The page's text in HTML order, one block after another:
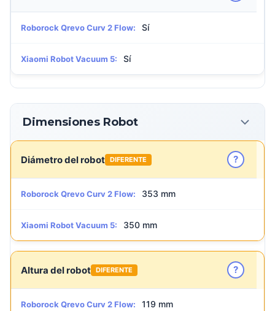
Roborock Qrevo Curv 2 Flow: Sí
Xiaomi Robot Vacuum 5: Sí
Dimensiones Robot
Diámetro del robot DIFERENTE ?
Roborock Qrevo Curv 2 Flow: 353 mm
Xiaomi Robot Vacuum 5: 350 mm
Altura del robot DIFERENTE ?
Roborock Qrevo Curv 2 Flow: 119 mm